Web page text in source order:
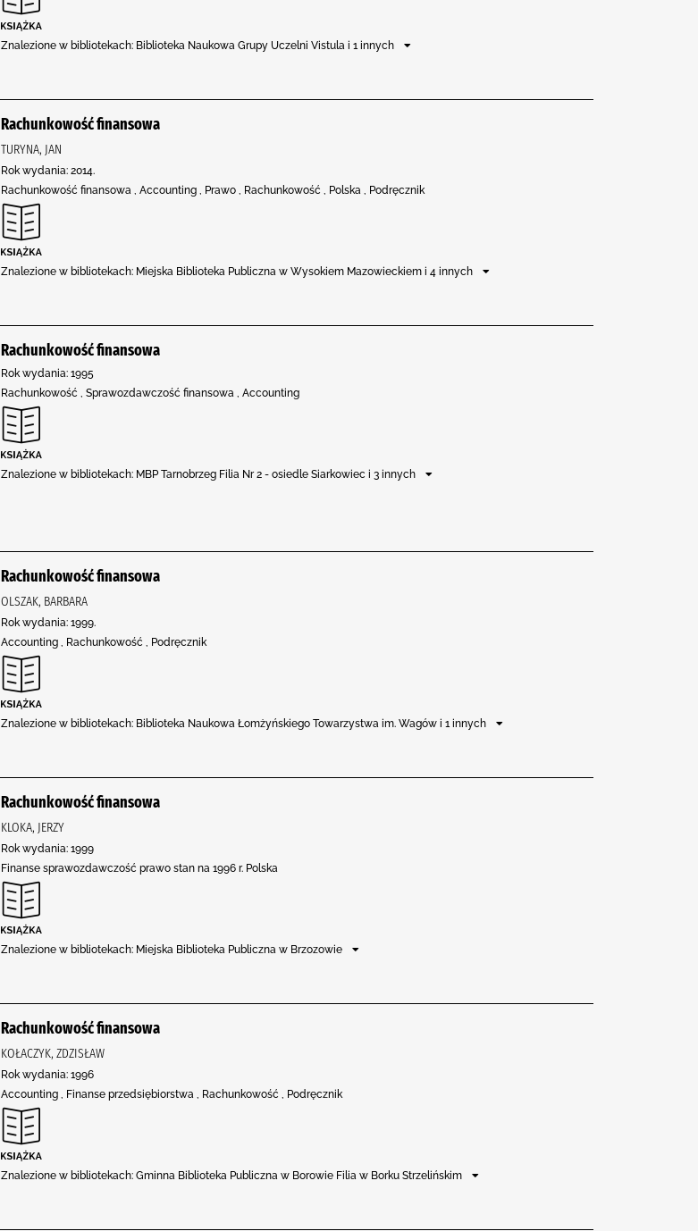
Znalezione w bibliotekach: Biblioteka Naukowa Grupy Uczelni Vistula i 1 innych
Rachunkowość finansowa
TURYNA, JAN
Rok wydania: 2014.
Rachunkowość finansowa , Accounting , Prawo , Rachunkowość , Polska , Podręcznik
Znalezione w bibliotekach: Miejska Biblioteka Publiczna w Wysokiem Mazowieckiem i 4 innych
Rachunkowość finansowa
Rok wydania: 1995
Rachunkowość , Sprawozdawczość finansowa , Accounting
Znalezione w bibliotekach: MBP Tarnobrzeg Filia Nr 2 - osiedle Siarkowiec i 3 innych
Rachunkowość finansowa
OLSZAK, BARBARA
Rok wydania: 1999.
Accounting , Rachunkowość , Podręcznik
Znalezione w bibliotekach: Biblioteka Naukowa Łomżyńskiego Towarzystwa im. Wagów i 1 innych
Rachunkowość finansowa
KLOKA, JERZY
Rok wydania: 1999
Finanse sprawozdawczość prawo stan na 1996 r. Polska
Znalezione w bibliotekach: Miejska Biblioteka Publiczna w Brzozowie
Rachunkowość finansowa
KOŁACZYK, ZDZISŁAW
Rok wydania: 1996
Accounting , Finanse przedsiębiorstwa , Rachunkowość , Podręcznik
Znalezione w bibliotekach: Gminna Biblioteka Publiczna w Borowie Filia w Borku Strzelińskim